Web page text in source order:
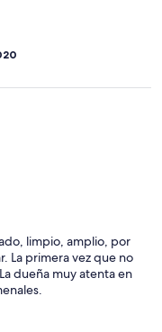
limpio, amplio, por
La primera vez que no
dueña muy atenta en